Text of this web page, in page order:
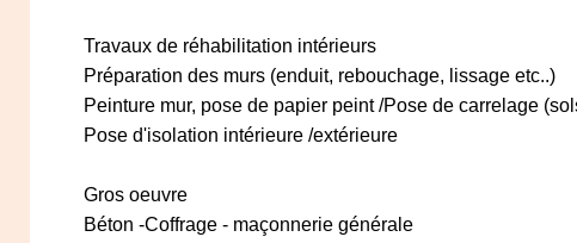
Travaux de réhabilitation intérieurs
Préparation des murs (enduit, rebouchage, lissage etc..)
Peinture mur, pose de papier peint /Pose de carrelage
Pose d'isolation intérieure /extérieure
Gros oeuvre
Béton -Coffrage - maçonnerie générale